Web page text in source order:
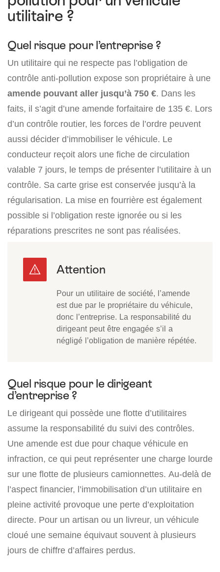
utilitaire ?
Quel risque pour l’entreprise ?
Un utilitaire qui ne respecte pas l’obligation de
contrôle anti-pollution expose son propriétaire à une
amende pouvant aller jusqu’à 750 €. Dans les
faits, il s’agit d’une amende forfaitaire de 135 €. Lors
d’un contrôle routier, les forces de l’ordre peuvent
aussi décider d’immobiliser le véhicule. Le
conducteur reçoit alors une fiche de circulation
valable 7 jours, le temps de présenter l’utilitaire à un
contrôle. Sa carte grise est conservée jusqu’à la
régularisation. La mise en fourrière est également
possible si l’obligation reste ignorée ou si les
réparations prescrites ne sont pas réalisées.
Pour un utilitaire de société, l’amende
est due par le propriétaire du véhicule,
donc l’entreprise. La responsabilité du
dirigeant peut être engagée s’il a
négligé l’obligation de manière répétée.
Quel risque pour le dirigeant
d’entreprise ?
Le dirigeant qui possède une flotte d’utilitaires
assume la responsabilité du suivi des contrôles.
Une amende est due pour chaque véhicule en
infraction, ce qui peut représenter une charge lourde
sur une flotte de plusieurs camionnettes. Au-delà de
l’aspect financier, l’immobilisation d’un utilitaire en
pleine activité provoque une perte d’exploitation
directe. Pour un artisan ou un livreur, un véhicule
cloué une semaine équivaut souvent à plusieurs
jours de chiffre d’affaires perdus.